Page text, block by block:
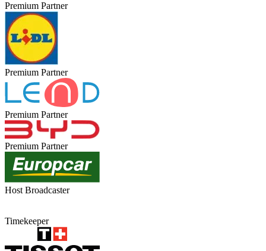
Premium Partner
Premium Partner
Premium Partner
Premium Partner
Host Broadcaster
Timekeeper